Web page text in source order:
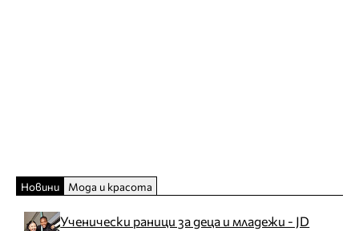
Новини Мода и красота
Ученически раници за деца и младежи - JD